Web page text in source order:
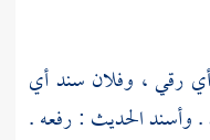
رقي ، وفلان سند أي
وأسند الحديث : رفعه .